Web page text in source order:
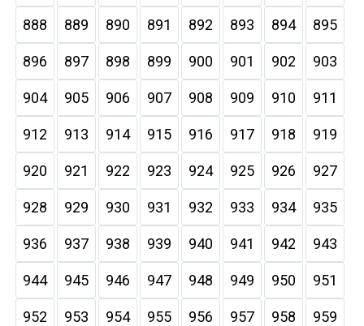
888 889 890 891 892 893 894 895
896 897 898 899 900 901 902 903
904 905 906 907 908 909 910 911
912 913 914 915 916 917 918 919
920 921 922 923 924 925 926 927
928 929 930 931 932 933 934 935
936 937 938 939 940 941 942 943
944 945 946 947 948 949 950 951
952 953 954 955 956 957 958 959